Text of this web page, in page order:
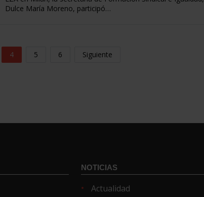
Dulce María Moreno, participó…
4 5 6 Siguiente
NOTICIAS
Actualidad